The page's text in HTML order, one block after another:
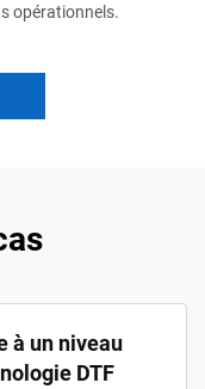
opérationnels.
à un niveau
DTF